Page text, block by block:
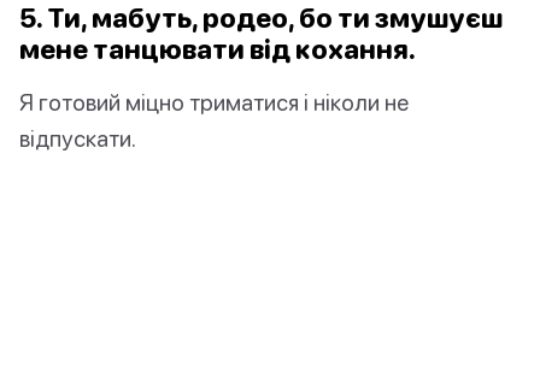
5. Ти, мабуть, родео, бо ти змушуєш
мене танцювати від кохання.
Я готовий міцно триматися і ніколи не
відпускати.